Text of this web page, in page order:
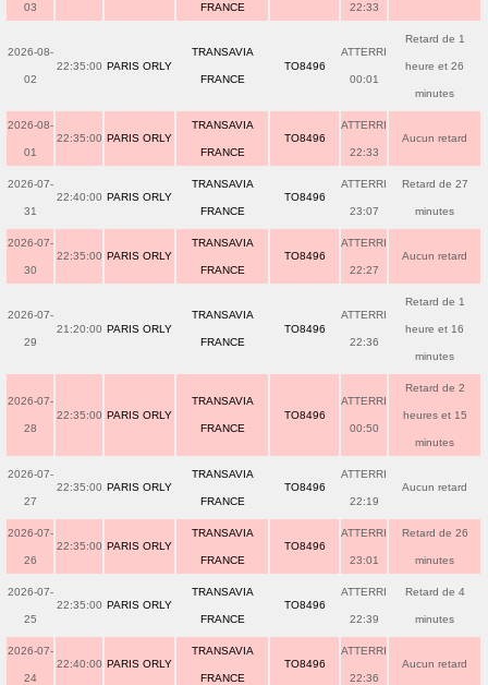
03 FRANCE 22:33
2026-08-
02
22:35:00 PARIS ORLY
TRANSAVIA
FRANCE
TO8496
ATTERRI
00:01
Retard de 1
heure et 26
minutes
2026-08-
01
22:35:00 PARIS ORLY
TRANSAVIA
FRANCE
TO8496
ATTERRI
22:33
Aucun retard
2026-07-
31
22:40:00 PARIS ORLY
TRANSAVIA
FRANCE
TO8496
ATTERRI
23:07
Retard de 27
minutes
2026-07-
30
22:35:00 PARIS ORLY
TRANSAVIA
FRANCE
TO8496
ATTERRI
22:27
Aucun retard
2026-07-
29
21:20:00 PARIS ORLY
TRANSAVIA
FRANCE
TO8496
ATTERRI
22:36
Retard de 1
heure et 16
minutes
2026-07-
28
22:35:00 PARIS ORLY
TRANSAVIA
FRANCE
TO8496
ATTERRI
00:50
Retard de 2
heures et 15
minutes
2026-07-
27
22:35:00 PARIS ORLY
TRANSAVIA
FRANCE
TO8496
ATTERRI
22:19
Aucun retard
2026-07-
26
22:35:00 PARIS ORLY
TRANSAVIA
FRANCE
TO8496
ATTERRI
23:01
Retard de 26
minutes
2026-07-
25
22:35:00 PARIS ORLY
TRANSAVIA
FRANCE
TO8496
ATTERRI
22:39
Retard de 4
minutes
2026-07-
24
22:40:00 PARIS ORLY
TRANSAVIA
FRANCE
TO8496
ATTERRI
22:36
Aucun retard